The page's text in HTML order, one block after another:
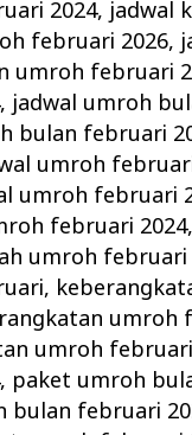
2024, jadwal
februari 2026,
umroh februari
, jadwal umroh
bulan februari
umroh
umroh februari
februari 2024,
umroh februari
,
umroh
umroh
, paket umroh
bulan februari